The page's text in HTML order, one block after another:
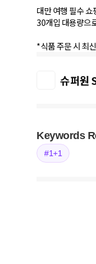
대만 여행 필수
30개입 대용량으
*식품 주문 시 최
슈퍼원
Keywords
#1+1